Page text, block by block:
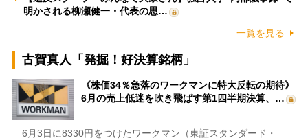
明かされる柳瀬健一・代表の思…
一覧を見る
古賀真人「発掘！好決算銘柄」
《株価34％急落のワークマンに特大反転の期待》
6月の売上低迷を吹き飛ばす第1四半期決算、…
6月3日に8330円をつけたワークマン（東証スタンダード・